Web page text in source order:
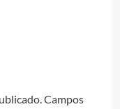
Campos